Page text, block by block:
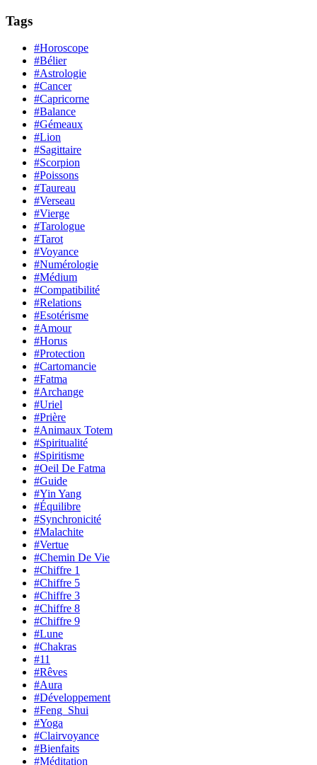
Tags
#Horoscope
#Bélier
#Astrologie
#Cancer
#Capricorne
#Balance
#Gémeaux
#Lion
#Sagittaire
#Scorpion
#Poissons
#Taureau
#Verseau
#Vierge
#Tarologue
#Tarot
#Voyance
#Numérologie
#Médium
#Compatibilité
#Relations
#Esotérisme
#Amour
#Horus
#Protection
#Cartomancie
#Fatma
#Archange
#Uriel
#Prière
#Animaux Totem
#Spiritualité
#Spiritisme
#Oeil De Fatma
#Guide
#Yin Yang
#Équilibre
#Synchronicité
#Malachite
#Vertue
#Chemin De Vie
#Chiffre 1
#Chiffre 5
#Chiffre 3
#Chiffre 8
#Chiffre 9
#Lune
#Chakras
#11
#Rêves
#Aura
#Développement
#Feng_Shui
#Yoga
#Clairvoyance
#Bienfaits
#Méditation